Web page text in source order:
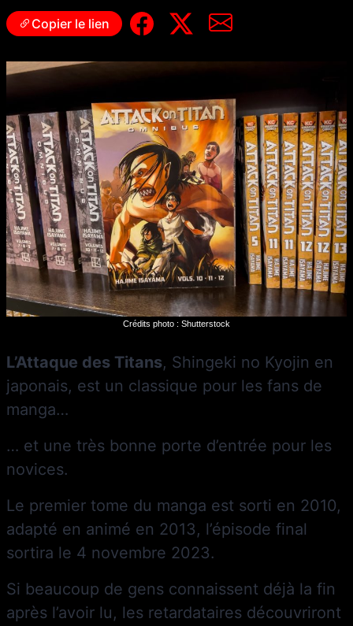
Copier le lien
Crédits photo : Shutterstock
L’Attaque des Titans, Shingeki no Kyojin en
japonais, est un classique pour les fans de
manga…
… et une très bonne porte d’entrée pour les
novices.
Le premier tome du manga est sorti en 2010,
adapté en animé en 2013, l’épisode final
sortira le 4 novembre 2023.
Si beaucoup de gens connaissent déjà la fin
après l’avoir lu, les retardataires découvriront